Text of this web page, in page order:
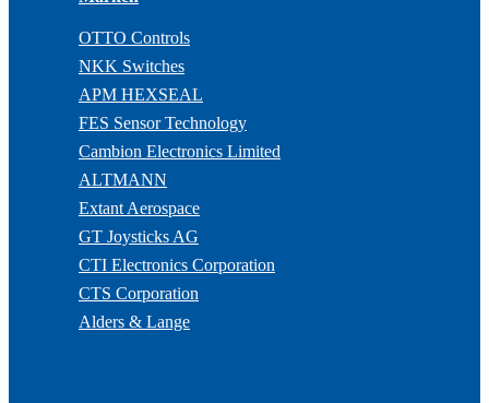
OTTO Controls
NKK Switches
APM HEXSEAL
FES Sensor Technology
Cambion Electronics Limited
ALTMANN
Extant Aerospace
GT Joysticks AG
CTI Electronics Corporation
CTS Corporation
Alders & Lange